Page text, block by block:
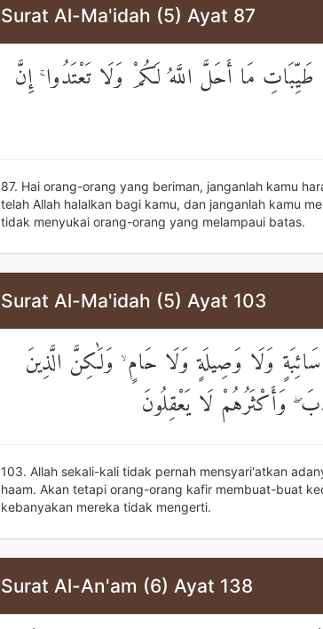
Surat Al-Ma'idah (5) Ayat 87
طَيِّبَاتِ مَا أَحَلَّ اللَّهُ لَكُمْ وَلَا تَعْتَدُوا ۚ إِنَّ
87. Hai orang-orang yang beriman, janganlah kamu
telah Allah halalkan bagi kamu, dan janganlah kamu
tidak menyukai orang-orang yang melampaui batas.
Surat Al-Ma'idah (5) Ayat 103
وَلَا وَصِيلَةٍ وَلَا حَامٍ ۙ وَلَٰكِنَّ الَّذِينَ
وَأَكْثَرُهُمْ لَا يَعْقِلُونَ
103. Allah sekali-kali tidak pernah mensyari'atkan
haam. Akan tetapi orang-orang kafir membuat-buat
kebanyakan mereka tidak mengerti.
Surat Al-An'am (6) Ayat 138